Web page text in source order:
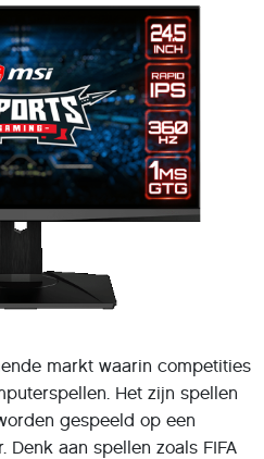
markt waarin competities
Het zijn spellen
gespeeld op een
aan spellen zoals FIFA